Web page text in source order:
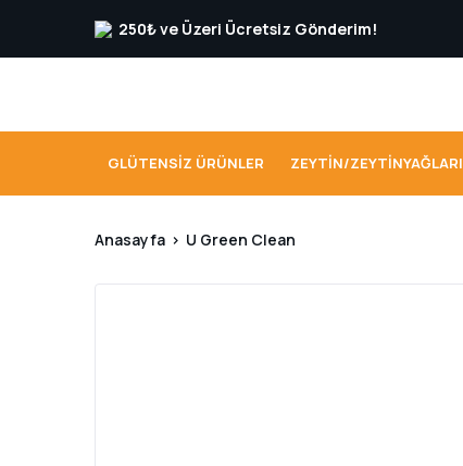
250₺ ve Üzeri Ücretsiz Gönderim!
GLÜTENSIZ ÜRÜNLER ZEYTIN/ZEYTINYAĞLARI
Anasayfa U Green Clean